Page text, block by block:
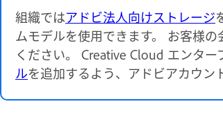
組織ではアドビ法人向けストレージ
ムモデルを使用できます。 お客様の
ください。 Creative Cloud エンタ
ルを追加するよう、アドビアカウン